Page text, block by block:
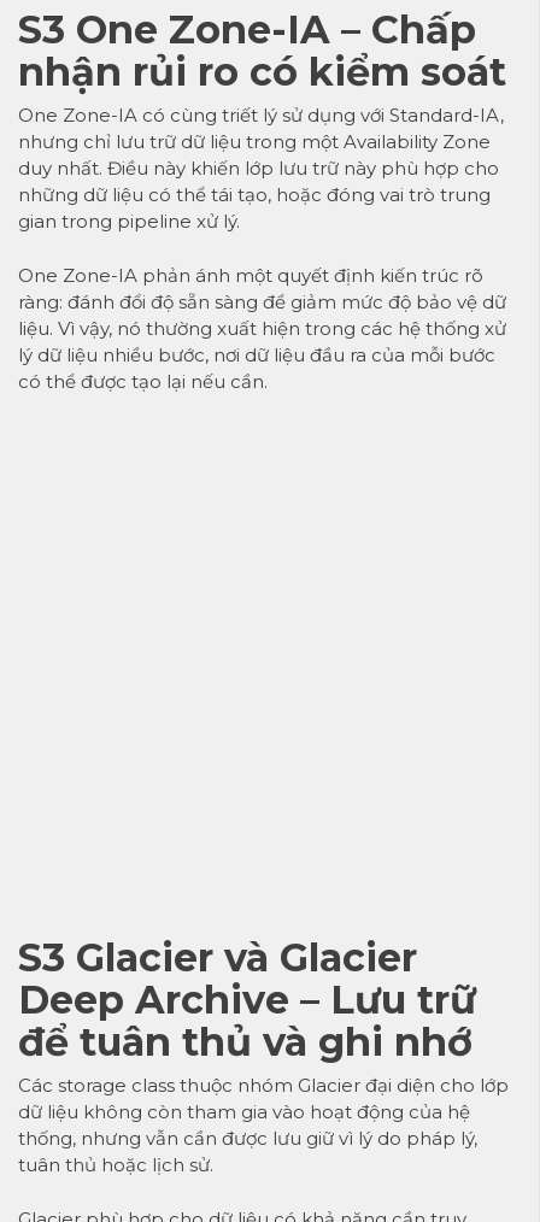
S3 One Zone-IA – Chấp
nhận rủi ro có kiểm soát
One Zone-IA có cùng triết lý sử dụng với Standard-IA,
nhưng chỉ lưu trữ dữ liệu trong một Availability Zone
duy nhất. Điều này khiến lớp lưu trữ này phù hợp cho
những dữ liệu có thể tái tạo, hoặc đóng vai trò trung
gian trong pipeline xử lý.
One Zone-IA phản ánh một quyết định kiến trúc rõ
ràng: đánh đổi độ sẵn sàng để giảm mức độ bảo vệ dữ
liệu. Vì vậy, nó thường xuất hiện trong các hệ thống xử
lý dữ liệu nhiều bước, nơi dữ liệu đầu ra của mỗi bước
có thể được tạo lại nếu cần.
S3 Glacier và Glacier
Deep Archive – Lưu trữ
để tuân thủ và ghi nhớ
Các storage class thuộc nhóm Glacier đại diện cho lớp
dữ liệu không còn tham gia vào hoạt động của hệ
thống, nhưng vẫn cần được lưu giữ vì lý do pháp lý,
tuân thủ hoặc lịch sử.